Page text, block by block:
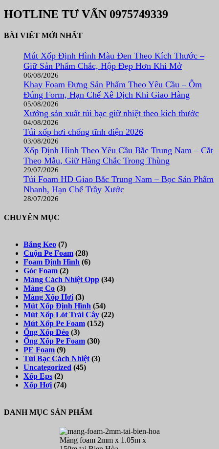
HOTLINE TƯ VẤN 0975749339
BÀI VIẾT MỚI NHẤT
Mút Xốp Định Hình Màu Đen Theo Kích Thước –
Giữ Sản Phẩm Chắc, Hộp Đẹp Hơn Khi Mở
06/08/2026
Khay Foam Đựng Sản Phẩm Theo Yêu Cầu – Ôm
Đúng Form, Hạn Chế Xê Dịch Khi Giao Hàng
05/08/2026
Xưởng sản xuất túi bạc giữ nhiệt theo kích thước
04/08/2026
Túi xốp hơi chống tĩnh điện 2026
03/08/2026
Xốp Định Hình Theo Yêu Cầu Bắc Trung Nam – Cắt
Theo Mẫu, Giữ Hàng Chắc Trong Thùng
29/07/2026
Túi Foam HD Giao Bắc Trung Nam – Bọc Sản Phẩm
Nhanh, Hạn Chế Trầy Xước
28/07/2026
CHUYÊN MỤC
Băng Keo (7)
Cuộn Pe Foam (28)
Foam Định Hình (6)
Góc Foam (2)
Màng Cách Nhiệt Opp (34)
Màng Co (3)
Màng Xốp Hơi (3)
Mút Xốp Định Hình (54)
Mút Xốp Lót Trái Cây (22)
Mút Xốp Pe Foam (152)
Ống Xốp Dẻo (3)
Ống Xốp Pe Foam (30)
PE Foam (9)
Túi Bạc Cách Nhiệt (3)
Uncategorized (45)
Xốp Eps (2)
Xốp Hơi (74)
DANH MỤC SẢN PHẨM
Màng foam 2mm x 1.05m x